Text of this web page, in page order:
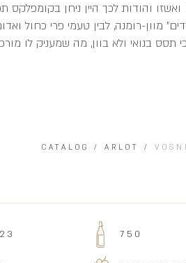
CATALOG / ARLOT /
והודות לכך היין ניחן בקומפלקס
מוון-רומנה, לבין טעמי פרי כחול
תסס בנואי ולא בוון, מה שמעניק לו
750